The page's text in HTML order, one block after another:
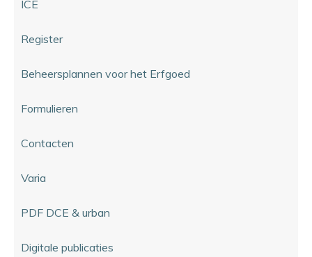
ICE
Register
Beheersplannen voor het Erfgoed
Formulieren
Contacten
Varia
PDF DCE & urban
Digitale publicaties